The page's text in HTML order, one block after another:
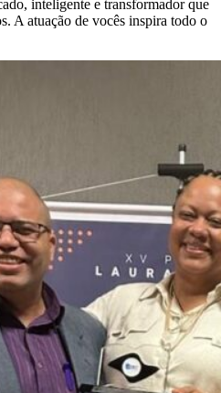
inteligente e transformador que
A atuação de vocês inspira todo o